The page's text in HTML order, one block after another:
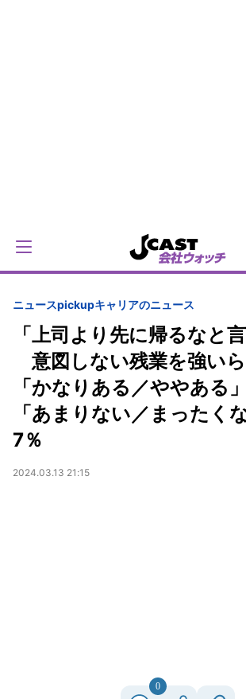
ニュースpickupキャリアのニュース
「上司より先に帰るなと
意図しない残業を強い
「かなりある／ややある
「あまりない／まったく
7％
2024.03.13 21:15
0